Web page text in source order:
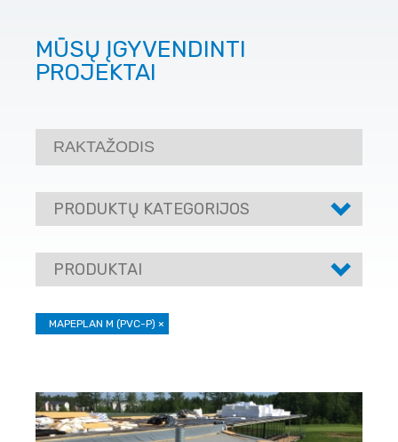
MŪSŲ ĮGYVENDINTI
PROJEKTAI
PRODUKTŲ KATEGORIJOS
PRODUKTAI
MAPEPLAN M (PVC-P) ×